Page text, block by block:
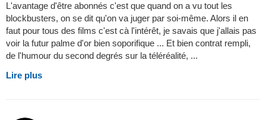
L'avantage d'être abonnés c'est que quand on a vu tout les
blockbusters, on se dit qu'on va juger par soi-même. Alors il en
faut pour tous des films c'est cà l'intérêt, je savais que j'allais pas
voir la futur palme d'or bien soporifique ... Et bien contrat rempli,
de l'humour du second degrés sur la téléréalité, ...
Lire plus